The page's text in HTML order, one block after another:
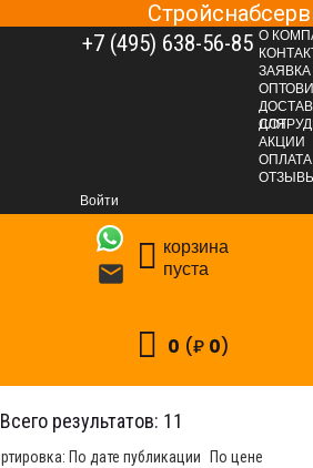
+7 (495) 638-56-85 О
ДЛЯ
АКЦИИ
ОПЛАТА
Войти

корзина
пуста
0 (₽ 0)
18. КРЕПЕЖ
МЕТИЗЫ под ЗАКАЗ
Инструменты для работы с
Всего результатов: 11
По дате публикации По цене